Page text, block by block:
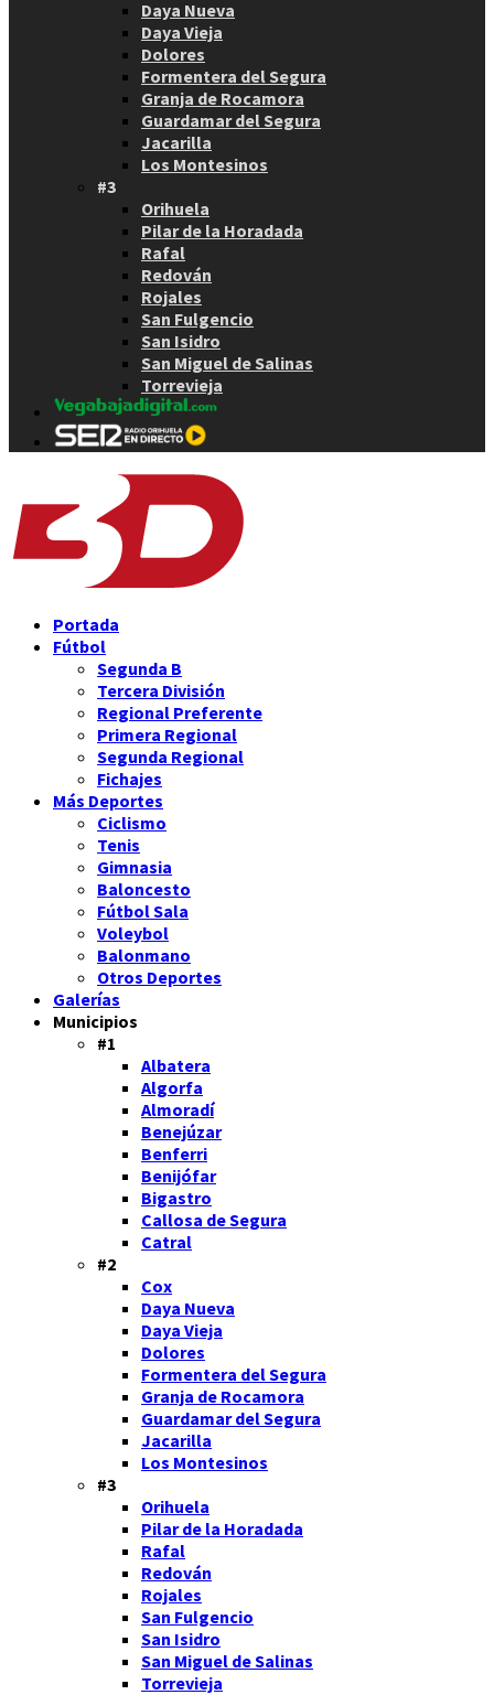
Daya Nueva
Daya Vieja
Dolores
Formentera del Segura
Granja de Rocamora
Guardamar del Segura
Jacarilla
Los Montesinos
#3
Orihuela
Pilar de la Horadada
Rafal
Redován
Rojales
San Fulgencio
San Isidro
San Miguel de Salinas
Torrevieja
Portada
Fútbol
Segunda B
Tercera División
Regional Preferente
Primera Regional
Segunda Regional
Fichajes
Más Deportes
Ciclismo
Tenis
Gimnasia
Baloncesto
Fútbol Sala
Voleybol
Balonmano
Otros Deportes
Galerías
Municipios
#1
Albatera
Algorfa
Almoradí
Benejúzar
Benferri
Benijófar
Bigastro
Callosa de Segura
Catral
#2
Cox
Daya Nueva
Daya Vieja
Dolores
Formentera del Segura
Granja de Rocamora
Guardamar del Segura
Jacarilla
Los Montesinos
#3
Orihuela
Pilar de la Horadada
Rafal
Redován
Rojales
San Fulgencio
San Isidro
San Miguel de Salinas
Torrevieja